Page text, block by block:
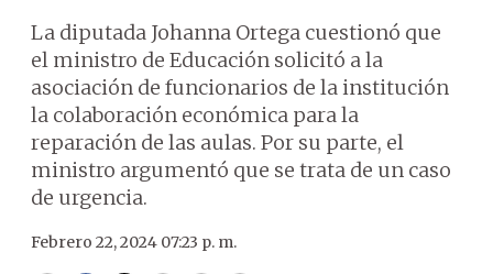
La diputada Johanna Ortega cuestionó que
el ministro de Educación solicitó a la
asociación de funcionarios de la institución
la colaboración económica para la
reparación de las aulas. Por su parte, el
ministro argumentó que se trata de un caso
de urgencia.
Febrero 22, 2024 07:23 p. m.